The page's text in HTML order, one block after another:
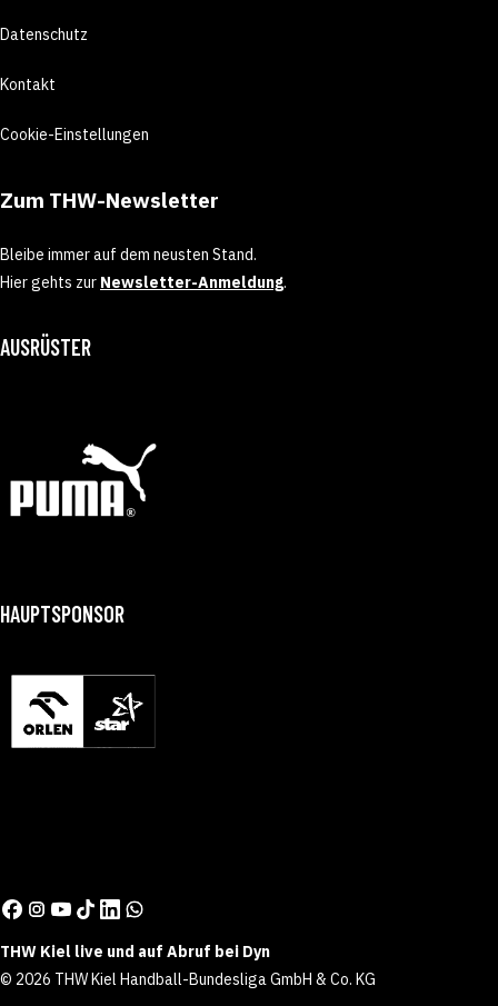
Datenschutz
Kontakt
Cookie-Einstellungen
Zum THW-Newsletter
Bleibe immer auf dem neusten Stand.
Hier gehts zur Newsletter-Anmeldung.
AUSRÜSTER
HAUPTSPONSOR
THW Kiel live und auf Abruf bei Dyn
© 2026 THW Kiel Handball-Bundesliga GmbH & Co. KG